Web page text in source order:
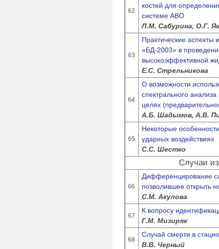
62
костей для
системе АВО
Л.М. Сабурина, О.Г.
63
Практические аспекты
«БД-2003» в
высокоэффективной
Е.С. Стрельникова
64
О возможности
спектрального
целях
А.Б. Шадымов, А.В.
65
Некоторые
ударных воздействиях
С.С. Шестко
Случаи
66
Дифференцирование
позволившее открыть
С.М. Акулова
67
К вопросу
Г.М. Мизиряк
68
Случай смерти в
В.В. Черный